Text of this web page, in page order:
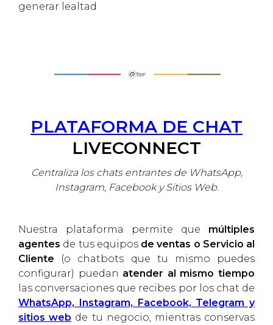
generar lealtad
PLATAFORMA DE CHAT
LIVECONNECT
Centraliza los chats entrantes de WhatsApp,
Instagram, Facebook y Sitios Web.
Nuestra plataforma permite que múltiples
agentes de tus equipos de ventas o Servicio al
Cliente (o chatbots que tu mismo puedes
configurar) puedan atender al mismo tiempo
las conversaciones que recibes por los chat de
WhatsApp, Instagram, Facebook, Telegram y
sitios web de tu negocio, mientras conservas